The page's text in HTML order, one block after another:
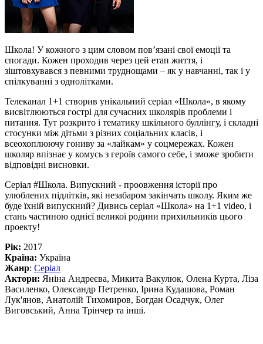
Школа! У кожного з цим словом пов’язані свої емоції та
спогади. Кожен проходив через цей етап життя, і
зіштовхувався з певними труднощами – як у навчанні, так і у
спілкуванні з однолітками.
Телеканал 1+1 створив унікальний серіал «Школа», в якому
висвітлюються гострі для сучасних школярів проблеми і
питання. Тут розкрито і тематику шкільного буллінгу, і складні
стосунки між дітьми з різних соціальних класів, і
всеохоплюючу гониву за «лайкам» у соцмережах. Кожен
школяр впізнає у комусь з героїв самого себе, і зможе зробити
відповідні висновки.
Серіал #Школа. Випускний - проовження історії про
улюблених підлітків, які незабаром закінчать школу. Яким же
буде їхній випускний? Дивись серіал «Школа» на 1+1 video, і
стань частиною однієї великої родини прихильників цього
проекту!
Рік: 2017
Країна: Україна
Жанр: Серіал
Актори: Яніна Андреєва, Микита Вакулюк, Олена Курта, Ліза
Василенко, Олександр Петренко, Ірина Кудашова, Роман
Лук'янов, Анатолій Тихомиров, Богдан Осадчук, Олег
Виговський, Анна Трінчер та інші.